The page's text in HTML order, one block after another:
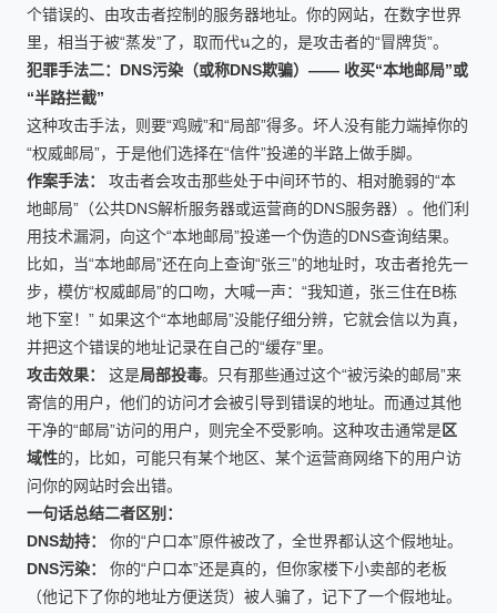
个错误的、由攻击者控制的服务器地址。你的网站，在数字世界
里，相当于被“蒸发”了，取而代น之的，是攻击者的“冒牌货”。
犯罪手法二：DNS污染（或称DNS欺骗）—— 收买“本地邮局”或
“半路拦截”
这种攻击手法，则要“鸡贼”和“局部”得多。坏人没有能力端掉你的
“权威邮局”，于是他们选择在“信件”投递的半路上做手脚。
作案手法：
攻击者会攻击那些处于中间环节的、相对脆弱的“本
地邮局”（公共DNS解析服务器或运营商的DNS服务器）。他们利
用技术漏洞，向这个“本地邮局”投递一个伪造的DNS查询结果。
比如，当“本地邮局”还在向上查询“张三”的地址时，攻击者抢先一
步，模仿“权威邮局”的口吻，大喊一声：“我知道，张三住在B栋
地下室！” 如果这个“本地邮局”没能仔细分辨，它就会信以为真，
并把这个错误的地址记录在自己的“缓存”里。
攻击效果：
这是局部投毒。只有那些通过这个“被污染的邮局”来
寄信的用户，他们的访问才会被引导到错误的地址。而通过其他
干净的“邮局”访问的用户，则完全不受影响。这种攻击通常是区
域性的，比如，可能只有某个地区、某个运营商网络下的用户访
问你的网站时会出错。
一句话总结二者区别：
DNS劫持：
你的“户口本”原件被改了，全世界都认这个假地址。
DNS污染：
你的“户口本”还是真的，但你家楼下小卖部的老板
（他记下了你的地址方便送货）被人骗了，记下了一个假地址。